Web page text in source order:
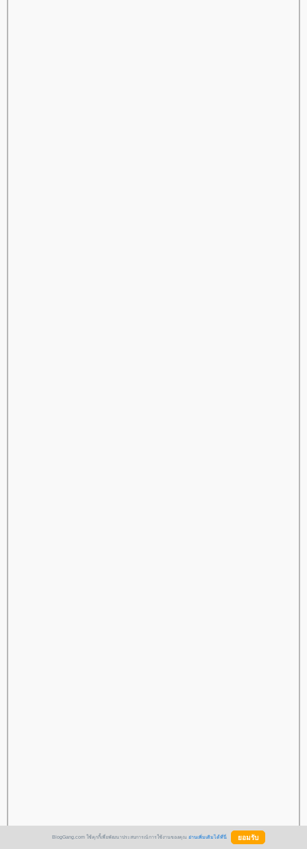
BlogGang.com ใช้คุกกี้เพื่อพัฒนาประสบการณ์การใช้งานของคุณ อ่านเพิ่มเติมได้ที่นี่